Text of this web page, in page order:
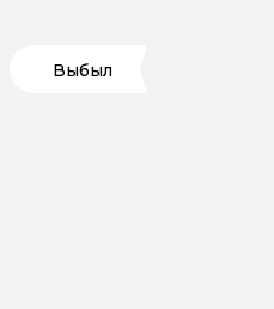
Выбыл